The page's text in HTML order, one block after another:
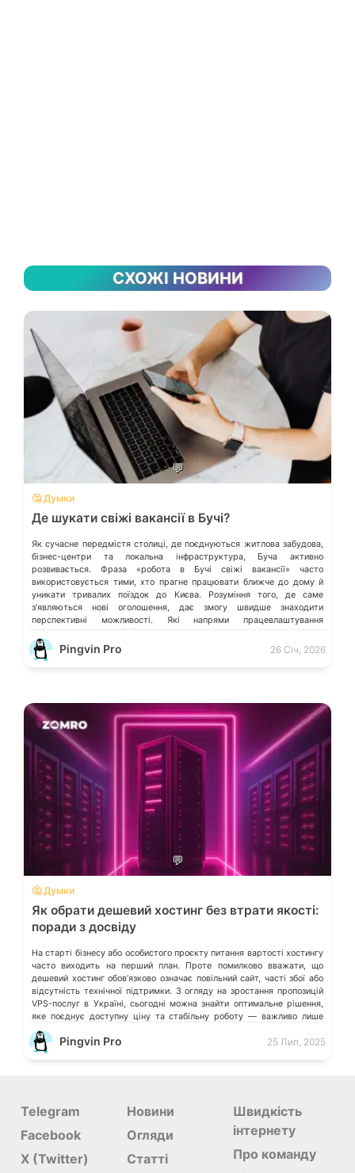
СХОЖІ НОВИНИ
💬
🤔 Думки
Де шукати свіжі вакансії в Бучі?
Як сучасне передмістя столиці, де поєднуються житлова забудова,
бізнес-центри та локальна інфраструктура, Буча активно
розвивається. Фраза «робота в Бучі свіжі вакансії» часто
використовується тими, хто прагне працювати ближче до дому й
уникати тривалих поїздок до Києва. Розуміння того, де саме
зʼявляються нові оголошення, дає змогу швидше знаходити
перспективні можливості. Які напрями працевлаштування
переважають у місті […]
Pingvin Pro 26 Січ, 2026
💬
🤔 Думки
Як обрати дешевий хостинг без втрати якості:
поради з досвіду
На старті бізнесу або особистого проєкту питання вартості хостингу
часто виходить на перший план. Проте помилково вважати, що
дешевий хостинг обовʼязково означає повільний сайт, часті збої або
відсутність технічної підтримки. З огляду на зростання пропозицій
VPS-послуг в Україні, сьогодні можна знайти оптимальне рішення,
яке поєднує доступну ціну та стабільну роботу — важливо лише
знати, на […]
Pingvin Pro 25 Лип, 2025
Telegram
Facebook
X (Twitter)
Новини
Огляди
Статті
Швидкість
інтернету
Про команду